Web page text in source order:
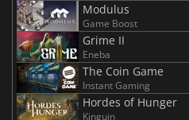
Modulus
Game Boost
Grime II
Eneba
The Coin Game
Instant Gaming
Hordes of Hunger
Kinguin